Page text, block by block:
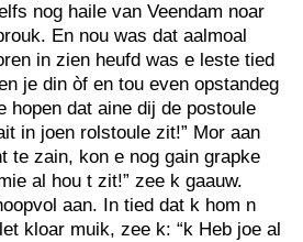
nog haile van Veendam noar
En nou was dat aalmoal
in zien heufd was e leste tied
je din òf en tou even opstandeg
hopen dat aine dij de postoule
in joen rolstoule zit!” Mor aan
te zain, kon e nog gain grapke
al hou t zit!” zee k gaauw.
aan. In tied dat k hom n
kloar muik, zee k: “k Heb joe al